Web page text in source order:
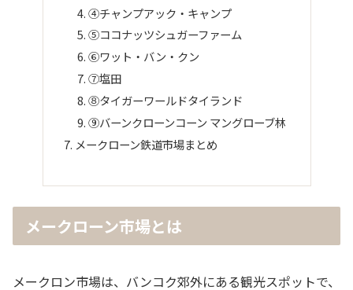
④チャンプアック・キャンプ
⑤ココナッツシュガーファーム
⑥ワット・バン・クン
⑦塩田
⑧タイガーワールドタイランド
⑨バーンクローンコーン マングローブ林
メークローン鉄道市場まとめ
メークローン市場とは
メークロン市場は、バンコク郊外にある観光スポットで、